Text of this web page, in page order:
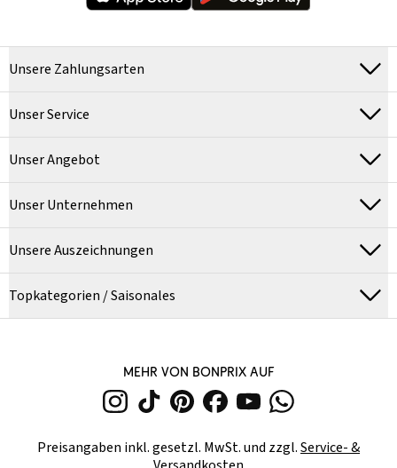
Unsere Zahlungsarten
Unser Service
Unser Angebot
Unser Unternehmen
Unsere Auszeichnungen
Topkategorien / Saisonales
MEHR VON BONPRIX AUF
Preisangaben inkl. gesetzl. MwSt. und zzgl.Service- &